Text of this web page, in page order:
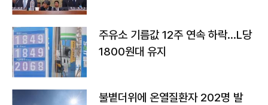
주유소 기름값 12주 연속 하락…L당
1800원대 유지
불볕더위에 온열질환자 202명 발